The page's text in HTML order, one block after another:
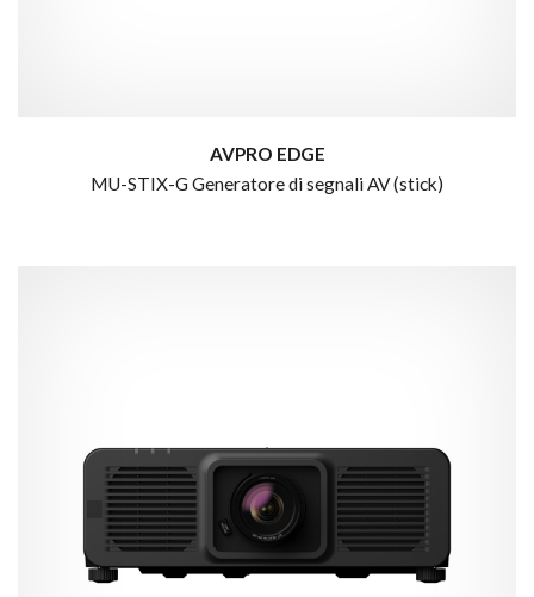
AVPRO EDGE
MU-STIX-G Generatore di segnali AV (stick)